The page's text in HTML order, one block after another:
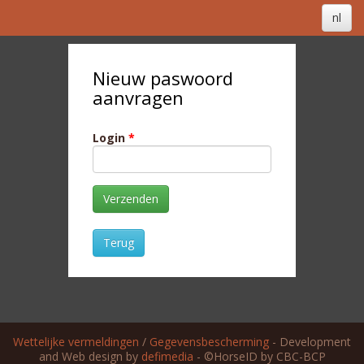
nl
Nieuw paswoord
aanvragen
Login *
Verzenden
Terug
Wettelijke vermeldingen / Gegevensbescherming - Development
and Web design by defimedia - ©HorseID by CBC-BCP